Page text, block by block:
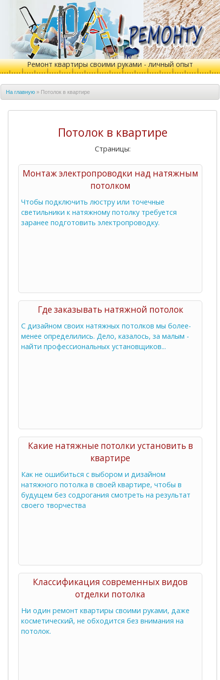
Ремонт квартиры своими руками - личный опыт
На главную» Потолок в квартире
Потолок в квартире
Страницы:
Монтаж электропроводки над натяжным
потолком
Чтобы подключить люстру или точечные
светильники к натяжному потолку требуется
заранее подготовить электропроводку.
Где заказывать натяжной потолок
С дизайном своих натяжных потолков мы более-
менее определились. Дело, казалось, за малым -
найти профессиональных установщиков...
Какие натяжные потолки установить в
квартире
Как не ошибиться с выбором и дизайном
натяжного потолка в своей квартире, чтобы в
будущем без содрогания смотреть на результат
своего творчества
Классификация современных видов
отделки потолка
Ни один ремонт квартиры своими руками, даже
косметический, не обходится без внимания на
потолок.